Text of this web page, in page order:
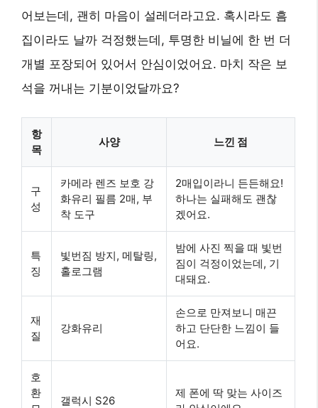
어보는데, 괜히 마음이 설레더라고요. 혹시라도 흠
집이라도 날까 걱정했는데, 투명한 비닐에 한 번 더
개별 포장되어 있어서 안심이었어요. 마치 작은 보
석을 꺼내는 기분이었달까요?
항
목
사양 느낀 점
구
성
카메라 렌즈 보호 강
화유리 필름 2매, 부
착 도구
2매입이라니 든든해요!
하나는 실패해도 괜찮
겠어요.
특
징
빛번짐 방지, 메탈링,
홀로그램
밤에 사진 찍을 때 빛번
짐이 걱정이었는데, 기
대돼요.
재
질
강화유리
손으로 만져보니 매끈
하고 단단한 느낌이 들
어요.
호
환
갤럭시 S26
제 폰에 딱 맞는 사이즈